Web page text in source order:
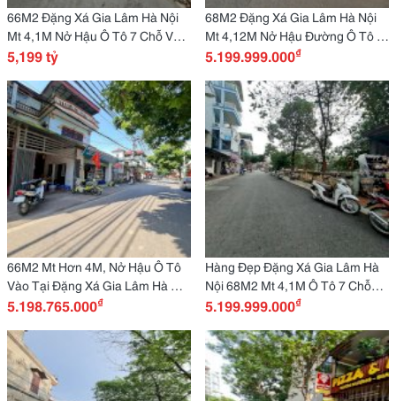
66M2 Đặng Xá Gia Lâm Hà Nội
Mt 4,1M Nở Hậu Ô Tô 7 Chỗ Vào
Nhà
5,199 tỷ
68M2 Đặng Xá Gia Lâm Hà Nội
Mt 4,12M Nở Hậu Đường Ô Tô 7
Chỗ
5.199.999.000₫
66M2 Mt Hơn 4M, Nở Hậu Ô Tô
Vào Tại Đặng Xá Gia Lâm Hà Nội
Chỉ 5 Tỷ 1X
5.198.765.000₫
Hàng Đẹp Đặng Xá Gia Lâm Hà
Nội 68M2 Mt 4,1M Ô Tô 7 Chỗ
Mà Giá Chỉ 5 Tỷ Hơn
5.199.999.000₫